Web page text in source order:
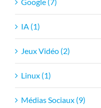
IA (1)
Jeux Vidéo (2)
Linux (1)
Médias Sociaux (9)